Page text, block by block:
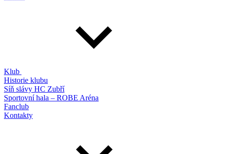
Klub
Historie klubu
Síň slávy HC Zubří
Sportovní hala – ROBE Aréna
Fanclub
Kontakty